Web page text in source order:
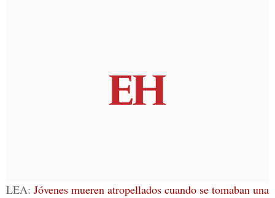
LEA: Jóvenes mueren atropellados cuando se tomaban una